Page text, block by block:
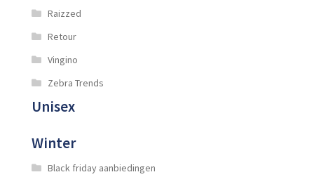
Raizzed
Retour
Vingino
Zebra Trends
Unisex
Winter
Black friday aanbiedingen